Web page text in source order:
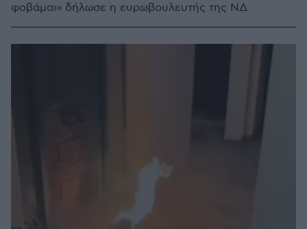
φοβάμαι» δήλωσε η ευρωβουλευτής της ΝΔ